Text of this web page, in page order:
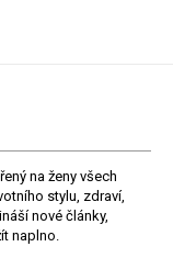
na ženy všech
stylu, zdraví,
nové články,
naplno.